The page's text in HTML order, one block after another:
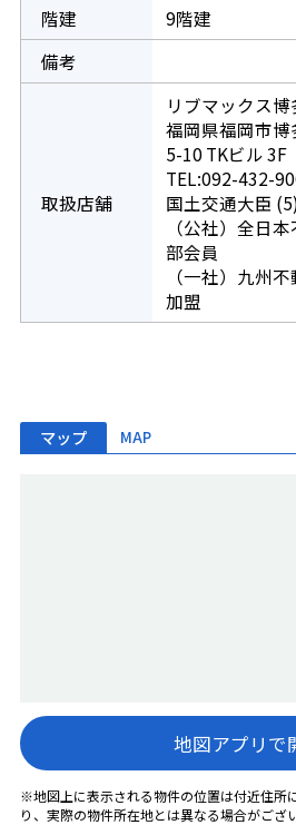
階建
9階建
備考
取扱店舗
リブマックス博
福岡県福岡市
5-10 TKビル 3F
TEL:092-432-
国土交通大臣
（公社）全日
部会員
（一社）九州
加盟
マップ MAP
地図アプリで
※地図上に表示される物件の位置は付近住所
り、実際の物件所在地とは異なる場合がござい